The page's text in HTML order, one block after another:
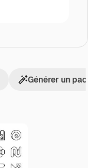
Générer un